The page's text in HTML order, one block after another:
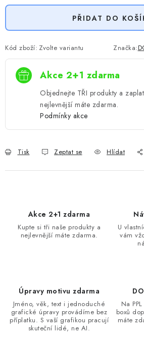
PŘIDAT DO
Kód zboží: Zvolte variantu Značka:
Akce 2+1 zdarma
Objednejte TŘI produkty a
nejlevnější máte zdarma.
Podmínky akce
Tisk Zeptat se Hlídat
Akce 2+1 zdarma
Kupte si tři naše produkty a
nejlevnější máte zdarma.
U
vám
Úpravy motivu zdarma
Jméno, věk, text i jednoduché
grafické úpravy provádíme bez
příplatku. S vaší grafikou pracují
skuteční lidé, ne AI.
Na
boxů
máte